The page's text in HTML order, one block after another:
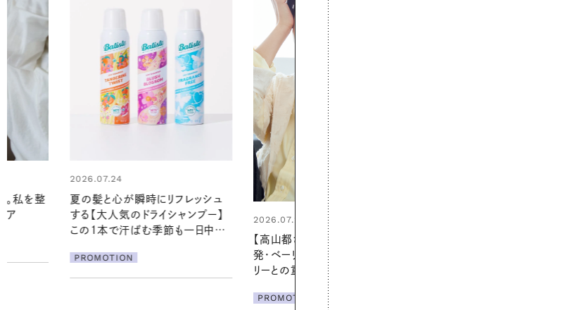
ッシュ
プー】
2026.07.21
発・ベーリングの腕時計】 アクセサ
2026.06.01
お出かけ前のひと手間で変わる、
夏の一日。汗ばむ季節を「ごきげ
ん」に過ごす私の新習慣
PROMOTION